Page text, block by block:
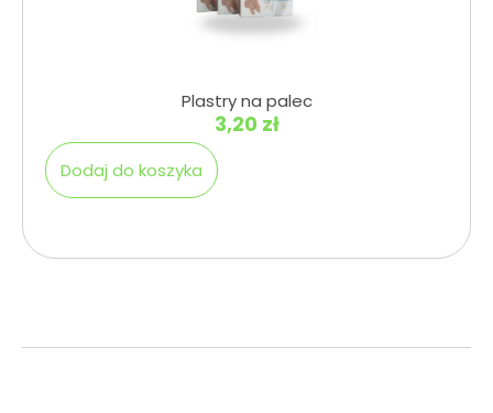
Plastry na palec
3,20 zł
Dodaj do koszyka